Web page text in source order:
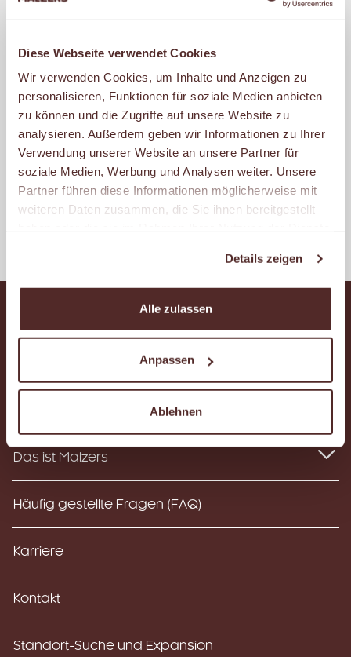
Diese Webseite verwendet Cookies
Wir verwenden Cookies, um Inhalte und Anzeigen zu
personalisieren, Funktionen für soziale Medien anbieten
zu können und die Zugriffe auf unsere Website zu
analysieren. Außerdem geben wir Informationen zu Ihrer
Verwendung unserer Website an unsere Partner für
soziale Medien, Werbung und Analysen weiter. Unsere
Partner führen diese Informationen möglicherweise mit
weiteren Daten zusammen, die Sie ihnen bereitgestellt
Details zeigen
Alle zulassen
Anpassen
Ablehnen
Ausbildungsmessen der letzten
Spuren. Umso wichtiger ist es nun,
wieder Fahrt aufzunehmen und mit
jungen Ruhrgebietlern in den
Austausch zu kommen.
Facebook
PinterestWhatsApp
InstagramFacebookYouTube
Das ist Malzers
Häufig gestellte Fragen (FAQ)
Karriere
Kontakt
Standort-Suche und Expansion